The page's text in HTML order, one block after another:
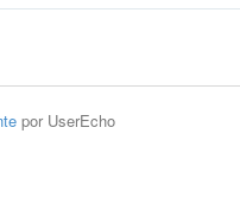
por UserEcho